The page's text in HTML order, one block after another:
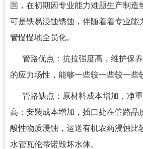
国，在初期因专业能力难题生产制造
可是铁易浸蚀锈蚀，伴随着着专业能
管慢慢地全员化。
管路优点：抗拉强度高，维护保养
的应力场性，能够一些较一些较一些
管路缺点：原材料成本增加，净
高；安裝成本增加，插口处在管路品
酸性物质浸蚀，运送有机农药浸蚀比
水管瓦伦蒂诺毁坏水体。